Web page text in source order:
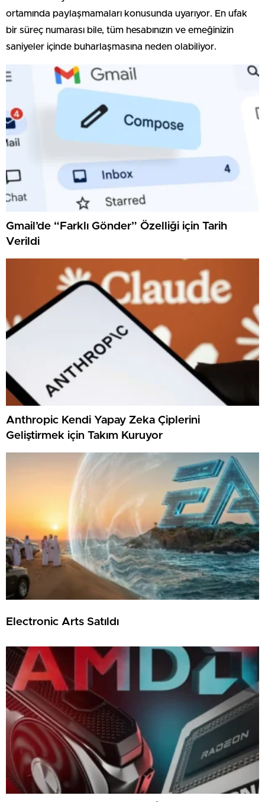
ortamında paylaşmamaları konusunda uyarıyor. En ufak
bir süreç numarası bile, tüm hesabınızın ve emeğinizin
saniyeler içinde buharlaşmasına neden olabiliyor.
Gmail’de “Farklı Gönder” Özelliği için Tarih
Verildi
Anthropic Kendi Yapay Zeka Çiplerini
Geliştirmek için Takım Kuruyor
Electronic Arts Satıldı